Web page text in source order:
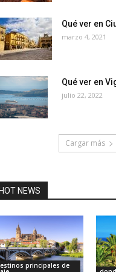
Qué ver en
marzo 4, 2021
Qué ver en
julio 22, 2022
Cargar más
NEWS
principales de